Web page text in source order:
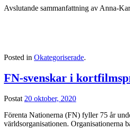
Avslutande sammanfattning av Anna-
Posted in Okategoriserade.
FN-svenskar i
Postat 20 oktober, 2020
Förenta Nationerna (FN) fyller 75 år
världsorganisationen. Organisationerna